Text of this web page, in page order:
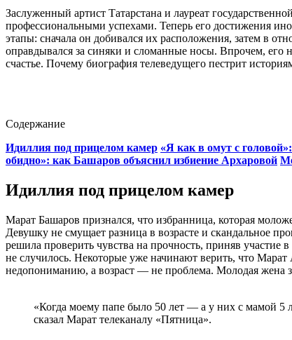
Заслуженный артист Татарстана и лауреат
профессиональными успехами. Теперь его достижения
этапы: сначала он добивался их расположения, затем в
оправдывался за синяки и сломанные носы. Впрочем,
счастье. Почему биография телеведущего пестрит
Содержание
Идиллия под прицелом камер «Я как в омут с
обидно»: как Башаров объяснил избиение Архаровой
Идиллия под прицелом камер
Марат Башаров признался, что избранница, которая
Девушку не смущает разница в возрасте и скандальное
решила проверить чувства на прочность, приняв
не случилось. Некоторые уже начинают верить, что
недопониманию, а возраст — не проблема. Молодая жена
«Когда моему папе было 50 лет — а у них с мамой
сказал Марат телеканалу «Пятница».